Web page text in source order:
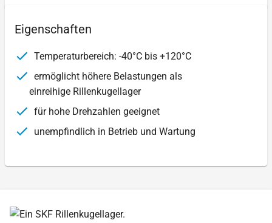
Eigenschaften
Temperaturbereich: -40°C bis +120°C
ermöglicht höhere Belastungen als
einreihige Rillenkugellager
für hohe Drehzahlen geeignet
unempfindlich in Betrieb und Wartung